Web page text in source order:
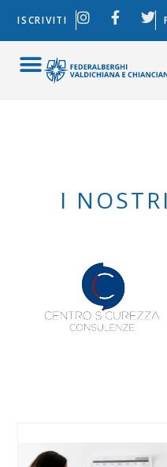
ISCRIVITI
I